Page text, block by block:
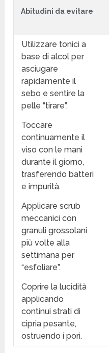
Abitudini da evitare
Utilizzare tonici a
base di alcol per
asciugare
rapidamente il
sebo e sentire la
pelle “tirare”.
Toccare
continuamente il
viso con le mani
durante il giorno,
trasferendo batteri
e impurità.
Applicare scrub
meccanici con
granuli grossolani
più volte alla
settimana per
“esfoliare”.
Coprire la lucidità
applicando
continui strati di
cipria pesante,
ostruendo i pori.